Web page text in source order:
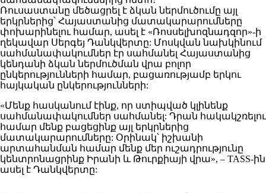
Ռուսաստանը մեծացրել է ձկան ներմուծումը այլ
երկրներից՝ Հայաստանից մատակարարումները
փոխարինելու համար, ասել է «Ռոսսելխոզնադզոր»-ի
ղեկավար Սերգեյ Դանկվերտը: Մոսկվան նախկինում
սահմանափակումներ էր սահմանել Հայաստանից
կենդանի ձկան ներմուծման վրա բոլոր
ընկերությունների համար, բացառությամբ երկու
հայկական ընկերությունների:
«Մենք հասկանում էինք, որ ստիպված կլինենք
սահմանափակումներ սահմանել: Դրան հակակշռելու
համար մենք բացեցինք այլ երկրներից
մատակարարումները: Օրինակ՝ իշխանի
արտահանման համար մենք մեր ուշադրությունը
կենտրոնացրինք Իրանի և Թուրքիայի վրա», – TASS-ին
ասել է Դանկվերտը: